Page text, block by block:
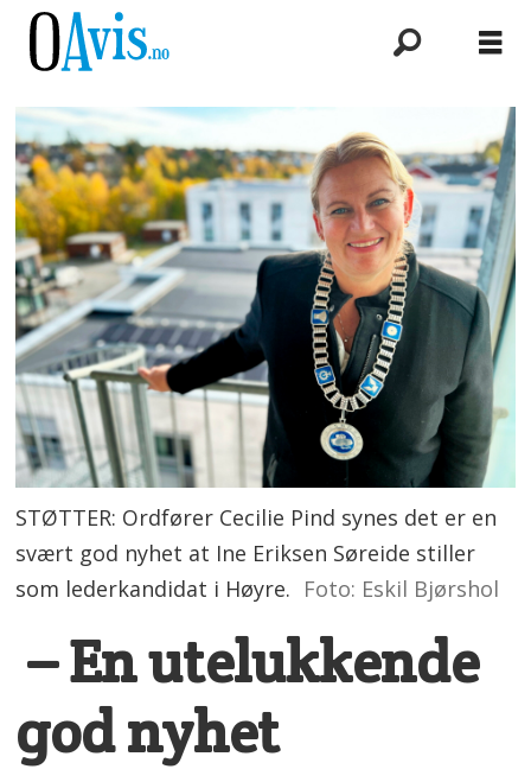
STØTTER: Ordfører Cecilie Pind synes det er en
svært god nyhet at Ine Eriksen Søreide stiller
som lederkandidat i Høyre. Foto: Eskil Bjørshol
– En utelukkende
god nyhet